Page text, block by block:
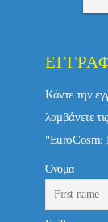
Κάντε την
λαμβάνετε
"EuroCosm:
Όνομα